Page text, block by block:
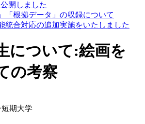
開しました
「根拠データ」の収録について
統合対応の追加実施をいたしました
について:絵画を
の考察
期大学